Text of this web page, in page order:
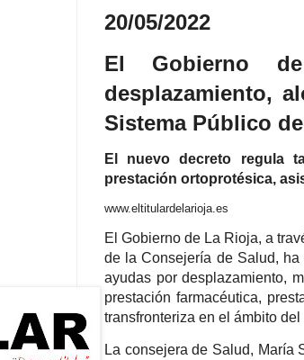
20/05/2022
El Gobierno
desplazamiento,
Sistema Público
El nuevo decreto regula
prestación ortoprotésica,
www.eltitulardelarioja.es
El Gobierno de La Rioja, a
de la Consejería de Salud,
ayudas por desplazamiento,
prestación farmacéutica,
transfronteriza en el ámbito
La consejera de Salud, María